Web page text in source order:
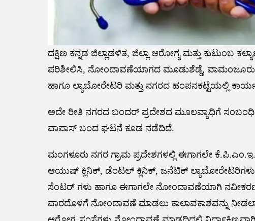
ದಕ್ಷಿಣ ಕನ್ನಡ ಜಿಲ್ಲಾಡಳಿತ, ಜಿಲ್ಲಾ ಆರೋಗ್ಯ ಮತ್ತು ಕುಟುಂಬ
ಪರಿಶೀಲಿಸಿ, ನೋಂದಾವಣೆಯಾಗದ ಮೂಡುಶೆಡ್ಡೆ, ವಾಮಂಜೂರು
ಹಾಗೂ ಲ್ಯಾಬೋರೇಟರಿ ಮತ್ತು ನಗರದ ಹಂಪನಕಟ್ಟೆಯಲ್ಲಿ
ಅದೇ ರೀತಿ ನಗರದ ಬಂದರ್ ಪ್ರದೇಶದ ಮೂಲವ್ಯಾಧಿಗೆ
ವಾಪಾಸ್ ಬಂದ ಘಟನೆ ಕೂಡ ನಡೆದಿದೆ.
ಮಂಗಳೂರು ನಗರ ಗ್ರಾಮ ಪ್ರದೇಶಗಳಲ್ಲಿ ಈಗಾಗಲೇ
ಆಯುಷ್ ಕ್ಲಿನಿಕ್, ಡೆಂಟಲ್ ಕ್ಲಿನಿಕ್, ಜನೆಟಿಕ್
ಸೆಂಟರ್ ಗಳು ಹಾಗೂ ಈಗಾಗಲೇ ನೋಂದಾವಣೆಯಾಗಿ ನವೀಕರಣ
ವಾರದೊಳಗೆ ನೋಂದಾವಣೆ ಮಾಡಲು ಕಾಲಾವಕಾಶವನ್ನು